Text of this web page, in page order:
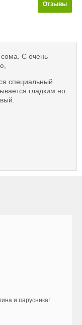
Отзывы
С очень
специальный
гладким но